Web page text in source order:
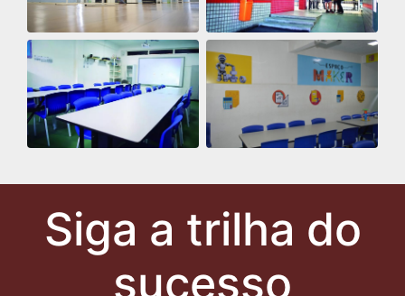
Siga a trilha do
sucesso